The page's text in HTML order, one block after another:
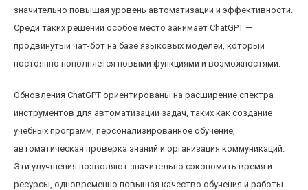
значительно повышая уровень автоматизации и эффективности.
Среди таких решений особое место занимает ChatGPT —
продвинутый чат-бот на базе языковых моделей, который
постоянно пополняется новыми функциями и возможностями.
Обновления ChatGPT ориентированы на расширение спектра
инструментов для автоматизации задач, таких как создание
учебных программ, персонализированное обучение,
автоматическая проверка знаний и организация коммуникаций.
Эти улучшения позволяют значительно сэкономить время и
ресурсы, одновременно повышая качество обучения и работы.